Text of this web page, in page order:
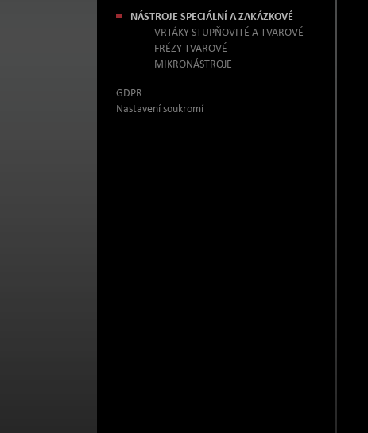
NÁSTROJE SPECIÁLNÍ A ZAKÁZKOVÉ
VRTÁKY STUPŇOVITÉ A TVAROVÉ
FRÉZY TVAROVÉ
MIKRONÁSTROJE
GDPR
Nastavení soukromí